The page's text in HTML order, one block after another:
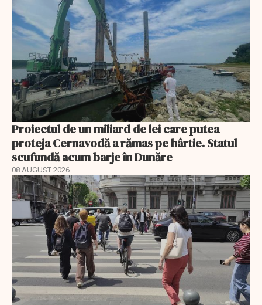
Proiectul de un miliard de lei care putea
proteja Cernavodă a rămas pe hârtie. Statul
scufundă acum barje în Dunăre
08 AUGUST 2026